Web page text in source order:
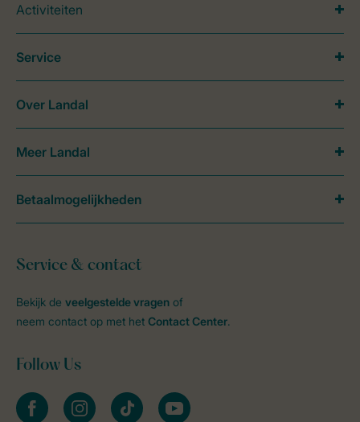
Activiteiten
Service & contact
Bekijk de veelgestelde vragen of
neem contact op met het Contact Center.
Follow Us
facebookinstagramtiktok youtube
Service
Over Landal
Meer Landal
Betaalmogelijkheden